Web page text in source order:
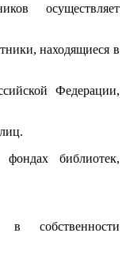
осуществляет
находящиеся в
Федерации,
библиотек,
собственности